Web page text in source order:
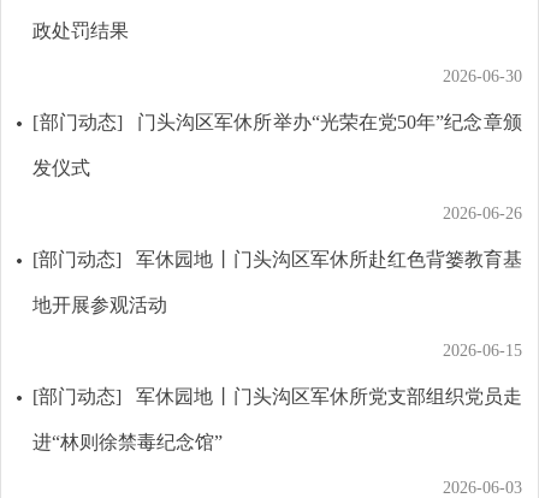
政处罚结果
2026-06-30
[部门动态] 门头沟区军休所举办“光荣在党50年”纪念章颁
发仪式
2026-06-26
[部门动态] 军休园地丨门头沟区军休所赴红色背篓教育基
地开展参观活动
2026-06-15
[部门动态] 军休园地丨门头沟区军休所党支部组织党员走
进“林则徐禁毒纪念馆”
2026-06-03